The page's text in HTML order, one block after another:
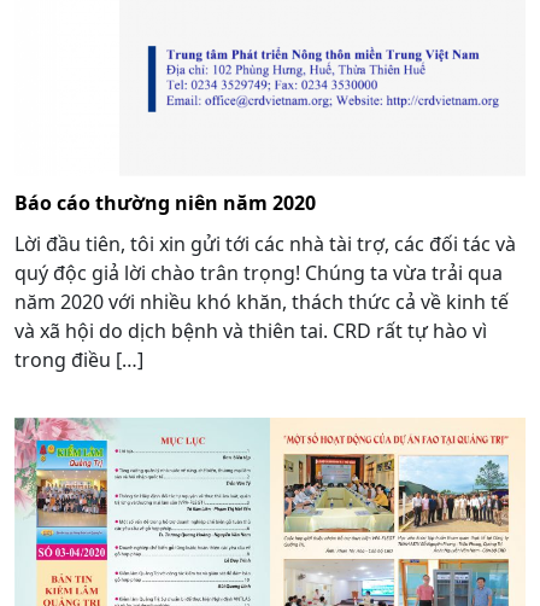
Báo cáo thường niên năm 2020
Lời đầu tiên, tôi xin gửi tới các nhà tài trợ, các đối tác và
quý độc giả lời chào trân trọng! Chúng ta vừa trải qua
năm 2020 với nhiều khó khăn, thách thức cả về kinh tế
và xã hội do dịch bệnh và thiên tai. CRD rất tự hào vì
trong điều […]